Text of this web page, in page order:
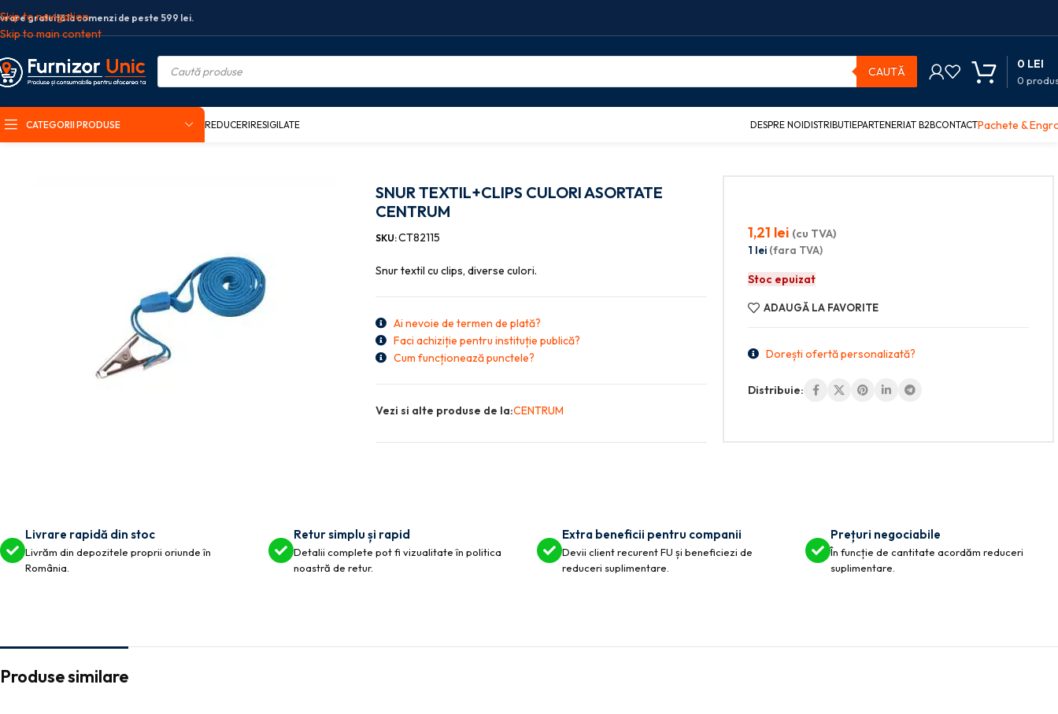
Skip to navigation
Skip to main content
gratuită la comenzi de peste 599 lei.
CAUTĂ
0
0 LEI
CATEGORII PRODUSE REDUCERIRESIGILATE DESPRE NOIDISTRIBUTIEPARTENERIAT B2BCONTACTPachete &
SNUR TEXTIL+CLIPS CULORI ASORTATE
CENTRUM
SKU:CT82115
Snur textil cu clips, diverse culori.
Ai nevoie de termen de plată?
Faci achiziție pentru instituție publică?
Cum funcționează punctele?
Vezi si alte produse de la:CENTRUM
1,21 lei (cu TVA)
1 lei (fara TVA)
Stoc epuizat
ADAUGĂ LA FAVORITE
Dorești ofertă personalizată?
Distribuie:
Livrare rapidă din stoc
Livrăm din depozitele proprii oriunde în
România.
Retur simplu și rapid
Detalii complete pot fi vizualitate în politica
noastră de retur.
Extra beneficii pentru companii
Devii client recurent FU și beneficiezi de
reduceri suplimentare.
Prețuri negociabile
În funcție de cantitate acordăm reduceri
suplimentare.
Produse similare